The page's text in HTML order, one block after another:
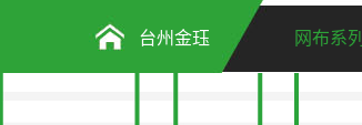
台州金珏 网布系列